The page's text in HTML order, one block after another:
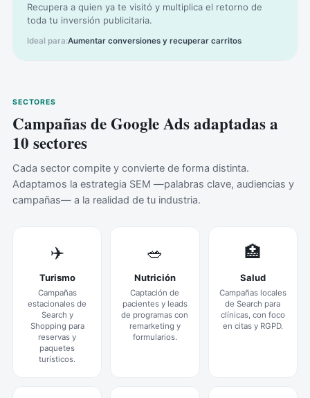
Recupera a quien ya te visitó y multiplica el retorno de
toda tu inversión publicitaria.
Aumentar conversiones y recuperar carritos
SECTORES
Campañas de Google Ads adaptadas a
10 sectores
Cada sector compite y convierte de forma distinta.
Adaptamos la estrategia SEM —palabras clave, audiencias y
campañas— a la realidad de tu industria.
✈️
Turismo
Campañas
estacionales de
Search y
Shopping para
reservas y
paquetes
turísticos.
🥗
Nutrición
Captación de
pacientes y leads
de programas con
remarketing y
formularios.
🏥
Salud
Campañas locales
de Search para
clínicas, con foco
en citas y RGPD.